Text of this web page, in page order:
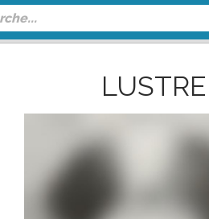
LUSTRE